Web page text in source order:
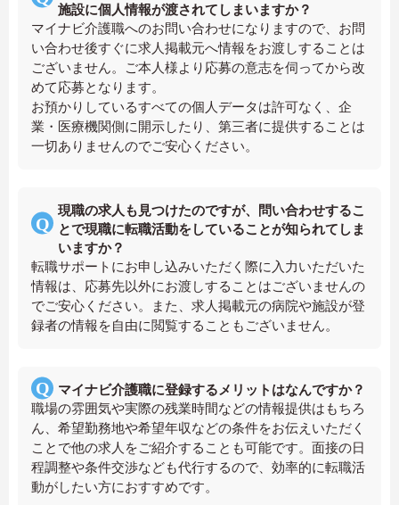
施設に個人情報が渡されてしまいますか？
マイナビ介護職へのお問い合わせになりますので、お問
い合わせ後すぐに求人掲載元へ情報をお渡しすることは
ございません。ご本人様より応募の意志を伺ってから改
めて応募となります。
お預かりしているすべての個人データは許可なく、企
業・医療機関側に開示したり、第三者に提供することは
一切ありませんのでご安心ください。
現職の求人も見つけたのですが、問い合わせするこ
とで現職に転職活動をしていることが知られてしま
いますか？
転職サポートにお申し込みいただく際に入力いただいた
情報は、応募先以外にお渡しすることはございませんの
でご安心ください。また、求人掲載元の病院や施設が登
録者の情報を自由に閲覧することもございません。
マイナビ介護職に登録するメリットはなんですか？
職場の雰囲気や実際の残業時間などの情報提供はもちろ
ん、希望勤務地や希望年収などの条件をお伝えいただく
ことで他の求人をご紹介することも可能です。面接の日
程調整や条件交渉なども代行するので、効率的に転職活
動がしたい方におすすめです。